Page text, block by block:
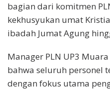
bagian dari komitmen
kekhusyukan umat
ibadah Jumat Agung
Manager PLN UP3
bahwa seluruh personel
dengan fokus utama